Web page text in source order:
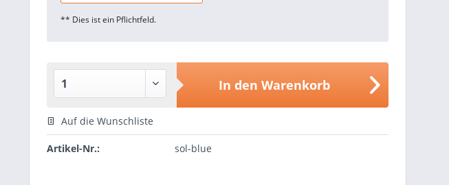
** Dies ist ein Pflichtfeld.
In den Warenkorb
Auf die Wunschliste
Artikel-Nr.: sol-blue